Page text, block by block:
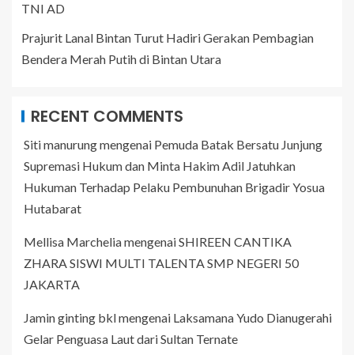
TNI AD
Prajurit Lanal Bintan Turut Hadiri Gerakan Pembagian
Bendera Merah Putih di Bintan Utara
RECENT COMMENTS
Siti manurungmengenai Pemuda Batak Bersatu Junjung
Supremasi Hukum dan Minta Hakim Adil Jatuhkan
Hukuman Terhadap Pelaku Pembunuhan Brigadir Yosua
Hutabarat
Mellisa MarcheliamengenaiSHIREEN CANTIKA
ZHARA SISWI MULTI TALENTA SMP NEGERI 50
JAKARTA
Jamin ginting bklmengenai Laksamana Yudo Dianugerahi
Gelar Penguasa Laut dari Sultan Ternate